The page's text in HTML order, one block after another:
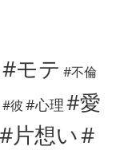
#モテ #不倫
#彼#心理#愛
#片想い#